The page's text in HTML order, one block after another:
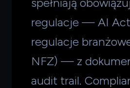
regulacje — AI Act
regulacje
NFZ) — z
audit trail.